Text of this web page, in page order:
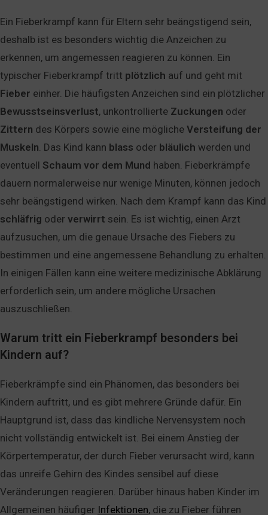
Ein Fieberkrampf kann für Eltern sehr beängstigend sein,
deshalb ist es besonders wichtig die Anzeichen zu
erkennen, um angemessen reagieren zu können. Ein
typischer Fieberkrampf tritt plötzlich auf und geht mit
Fieber einher. Die häufigsten Anzeichen sind ein plötzlicher
Bewusstseinsverlust, unkontrollierte Zuckungen oder
Zittern des Körpers sowie eine mögliche Versteifung der
Muskeln. Das Kind kann blass oder bläulich werden und
eventuell Schaum vor dem Mund haben. Fieberkrämpfe
dauern normalerweise nur wenige Minuten, können jedoch
sehr beängstigend wirken. Nach dem Krampf kann das Kind
schläfrig oder verwirrt sein. Es ist wichtig, einen Arzt
aufzusuchen, um die genaue Ursache des Fiebers zu
bestimmen und eine angemessene Behandlung zu erhalten.
In einigen Fällen kann eine weitere medizinische Abklärung
erforderlich sein, um andere mögliche Ursachen
auszuschließen.
Warum tritt ein Fieberkrampf besonders bei
Kindern auf?
Fieberkrämpfe sind ein Phänomen, das besonders bei
Kindern auftritt, und es gibt mehrere Gründe dafür. Ein
Hauptgrund ist, dass das kindliche Nervensystem noch
nicht vollständig entwickelt ist. Bei einem Anstieg der
Körpertemperatur, der durch Fieber verursacht wird, kann
das unreife Gehirn des Kindes sensibel auf diese
Veränderungen reagieren. Darüber hinaus haben Kinder im
Allgemeinen häufiger Infektionen, die zu Fieber führen